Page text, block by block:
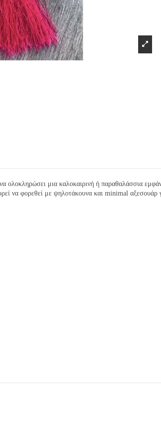
να ολοκληρώσει μια καλοκαιρινή ή παραθαλάσσια
να φορεθεί με ψηλοτάκουνα και minimal αξεσουάρ